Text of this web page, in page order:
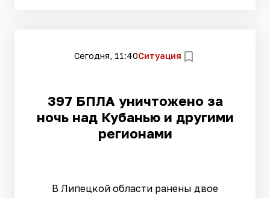
Сегодня, 11:40Ситуация
397 БПЛА уничтожено за
ночь над Кубанью и другими
регионами
В Липецкой области ранены двое